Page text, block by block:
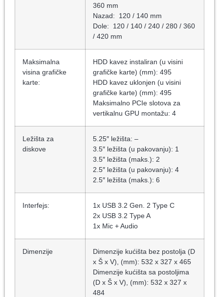
360 mm
Nazad: 120 / 140 mm
Dole: 120 / 140 / 240 / 280 / 360
/ 420 mm
Maksimalna
visina grafičke
karte:
HDD kavez instaliran (u visini
grafičke karte) (mm): 495
HDD kavez uklonjen (u visini
grafičke karte) (mm): 495
Maksimalno PCIe slotova za
vertikalnu GPU montažu: 4
Ležišta za
diskove
5.25″ ležišta: –
3.5″ ležišta (u pakovanju): 1
3.5″ ležišta (maks.): 2
2.5″ ležišta (u pakovanju): 4
2.5″ ležišta (maks.): 6
Interfejs:
1x USB 3.2 Gen. 2 Type C
2x USB 3.2 Type A
1x Mic + Audio
Dimenzije
Dimenzije kućišta bez postolja (D
x Š x V), (mm): 532 x 327 x 465
Dimenzije kućišta sa postoljima
(D x Š x V), (mm): 532 x 327 x
484